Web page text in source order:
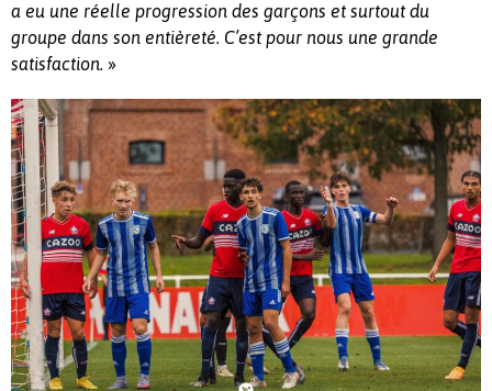
a eu une réelle progression des garçons et surtout du
groupe dans son entièreté. C’est pour nous une grande
satisfaction. »